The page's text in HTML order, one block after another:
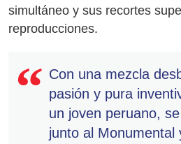
simultáneo y sus recortes
reproducciones.
Con una mezcla
pasión y pura
un joven peruano,
junto al Monumental